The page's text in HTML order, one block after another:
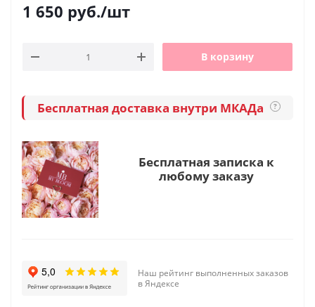
1 650 руб./шт
В корзину
Бесплатная доставка внутри МКАДа ?
Бесплатная записка к
любому заказу
Наш рейтинг выполненных заказов
в Яндексе